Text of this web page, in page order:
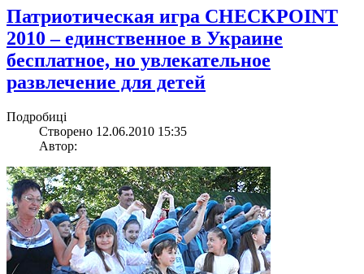
Патриотическая игра CHECKPOINT
2010 – единственное в Украине
бесплатное, но увлекательное
развлечение для детей
Подробиці
Створено 12.06.2010 15:35
Автор: